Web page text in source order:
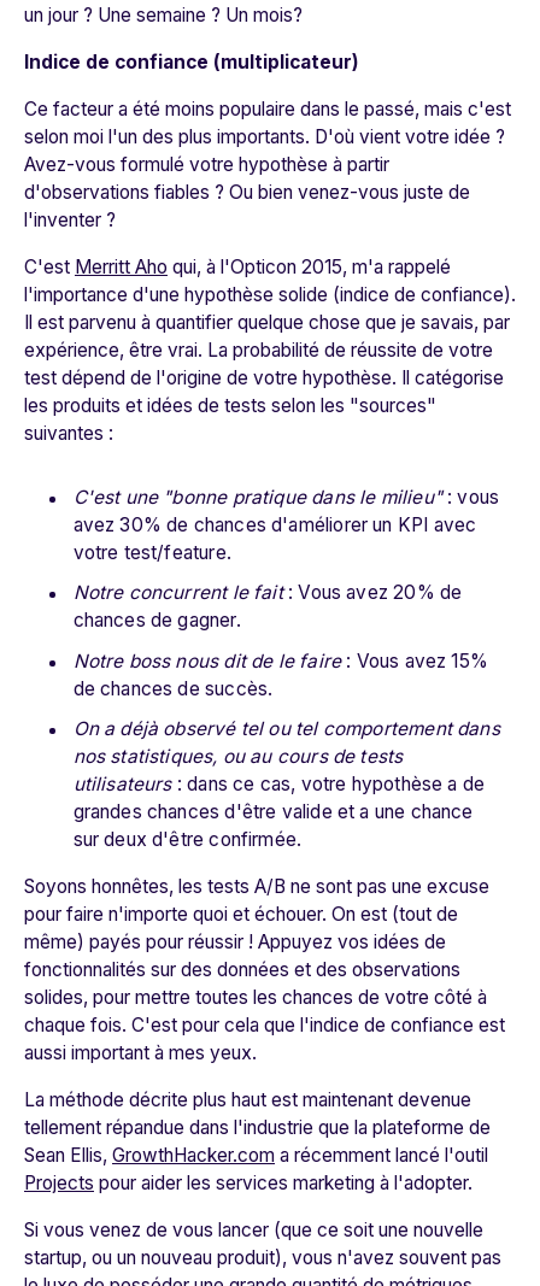
un jour ? Une semaine ? Un mois?
Indice de confiance (multiplicateur)
Ce facteur a été moins populaire dans le passé, mais c'est
selon moi l'un des plus importants. D'où vient votre idée ?
Avez-vous formulé votre hypothèse à partir
d'observations fiables ? Ou bien venez-vous juste de
l'inventer ?
C'est Merritt Aho qui, à l'Opticon 2015, m'a rappelé
l'importance d'une hypothèse solide (indice de confiance).
Il est parvenu à quantifier quelque chose que je savais, par
expérience, être vrai. La probabilité de réussite de votre
test dépend de l'origine de votre hypothèse. Il catégorise
les produits et idées de tests selon les "sources"
suivantes :
C'est une "bonne pratique dans le milieu": vous
avez 30% de chances d'améliorer un KPI avec
votre test/feature.
Notre concurrent le fait: Vous avez 20% de
chances de gagner.
Notre boss nous dit de le faire: Vous avez 15%
de chances de succès.
On a déjà observé tel ou tel comportement dans
nos statistiques, ou au cours de tests
utilisateurs: dans ce cas, votre hypothèse a de
grandes chances d'être valide et a une chance
sur deux d'être confirmée.
Soyons honnêtes, les tests A/B ne sont pas une excuse
pour faire n'importe quoi et échouer. On est (tout de
même) payés pour réussir ! Appuyez vos idées de
fonctionnalités sur des données et des observations
solides, pour mettre toutes les chances de votre côté à
chaque fois. C'est pour cela que l'indice de confiance est
aussi important à mes yeux.
La méthode décrite plus haut est maintenant devenue
tellement répandue dans l'industrie que la plateforme de
Sean Ellis, GrowthHacker.com a récemment lancé l'outil
Projects pour aider les services marketing à l'adopter.
Si vous venez de vous lancer (que ce soit une nouvelle
startup, ou un nouveau produit), vous n'avez souvent pas